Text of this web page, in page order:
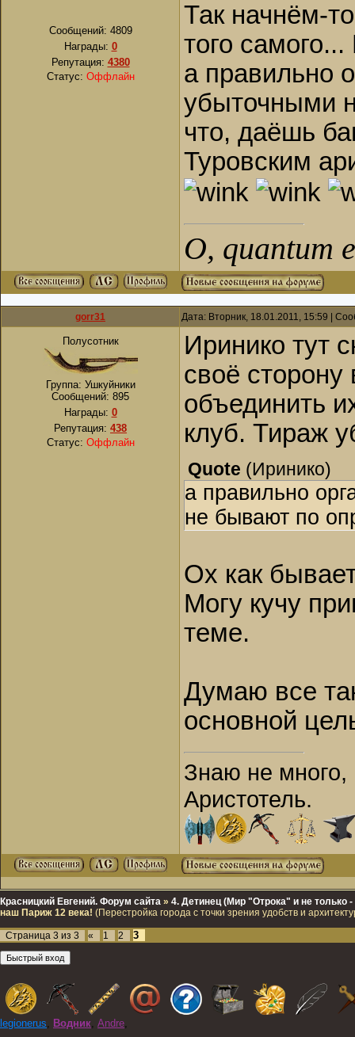
Сообщений: 4809
Награды: 0
Репутация: 4380
Статус: Оффлайн
Так начнём-
того
а правильно
убыточными
что, даёшь
Туровским
О, quantum
gorr31 Дата: Вторник, 18.01.2011, 15:59 |
Полусотник
Группа: Ушкуйники
Сообщений: 895
Награды: 0
Репутация: 438
Статус: Оффлайн
Иринико тут
своё
объединить
клуб. Тираж
Quote (Иринико)
а правильно
не бывают по
Ох как
Могу кучу
теме.
Думаю все
основной
Знаю не много,
Аристотель.
Красницкий Евгений. Форум сайта » 4. Детинец (Мир "Отрока" и не только
наш Париж 12 века! (Перестройка города с точки зрения удобств и
Страница 3 из 3 « 1 2 3
legionerus, Водник, Andre,